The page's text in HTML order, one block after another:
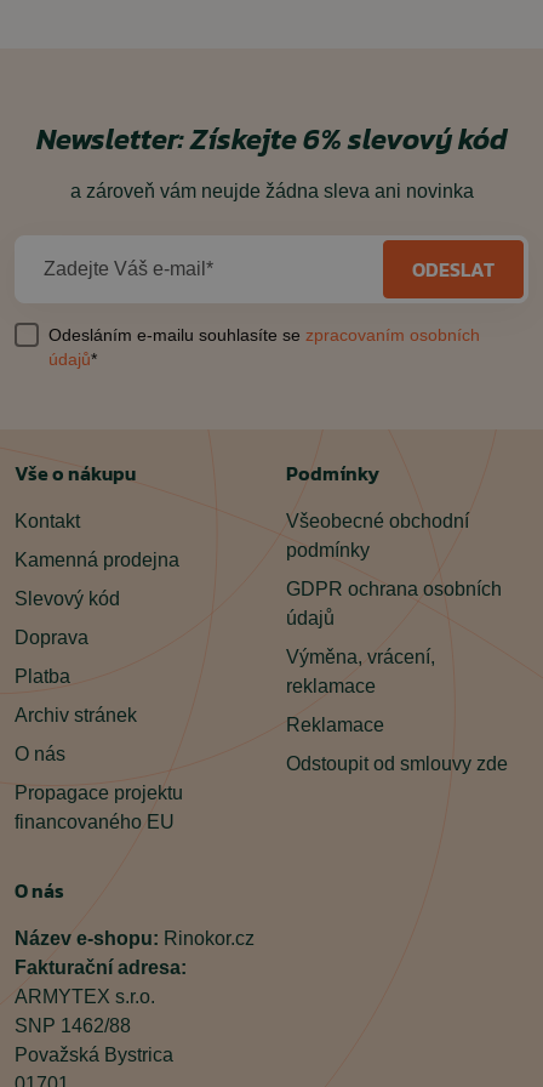
Newsletter:Získejte 6% slevový kód
a zároveň vám neujde žádna sleva ani novinka
Zadejte Váš e-mail* ODESLAT
Odesláním e-mailu souhlasíte se zpracovaním osobních
údajů*
Vše o nákupu
Kontakt
Kamenná prodejna
Slevový kód
Doprava
Platba
Archiv stránek
O nás
Propagace projektu
financovaného EU
Podmínky
Všeobecné obchodní
podmínky
GDPR ochrana osobních
údajů
Výměna, vrácení,
reklamace
Reklamace
Odstoupit od smlouvy zde
O nás
Název e-shopu: Rinokor.cz
Fakturační adresa:
ARMYTEX s.r.o.
SNP 1462/88
Považská Bystrica